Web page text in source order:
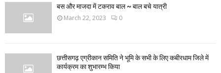
बस और माजदा में टकराव बाल ~ बाल बचे यात्री
March 22, 2023 0
छत्तीसगढ़ एग्रीकान समिति ने भूमि के सभी के लिए कबीरधाम जिले में
कार्यक्रम का शुभारम्भ किया